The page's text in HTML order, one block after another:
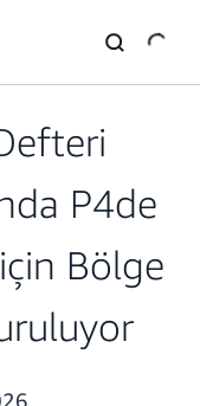
P4de
Bölge